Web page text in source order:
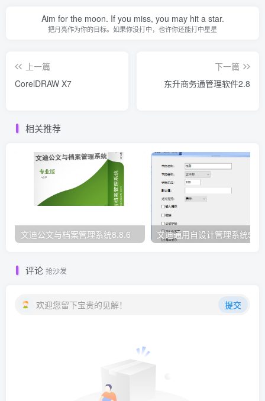
Aim for the moon. If you miss, you may hit a star.
把月亮作为你的目标。如果你没打中，也许你还能打中星星
上一篇
CorelDRAW X7
下一篇
东升商务通管理软件2.8
相关推荐
文迪公文与档案管理系统8.8.6 文迪通用自设计管理系统
评论 抢沙发
欢迎您留下宝贵的见解！ 提交